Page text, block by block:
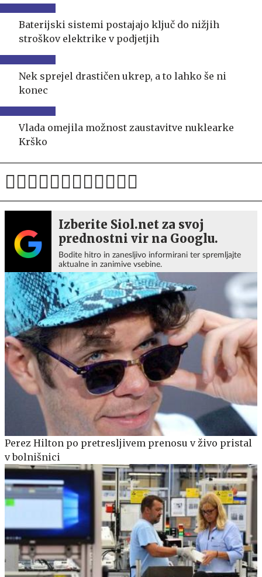
Baterijski sistemi postajajo ključ do nižjih
stroškov elektrike v podjetjih
Nek sprejel drastičen ukrep, a to lahko še ni
konec
Vlada omejila možnost zaustavitve nuklearke
Krško
Izberite Siol.net za svoj
prednostni vir na Googlu.
Bodite hitro in zanesljivo informirani ter spremljajte
aktualne in zanimive vsebine.
Perez Hilton po pretresljivem prenosu v živo pristal
v bolnišnici